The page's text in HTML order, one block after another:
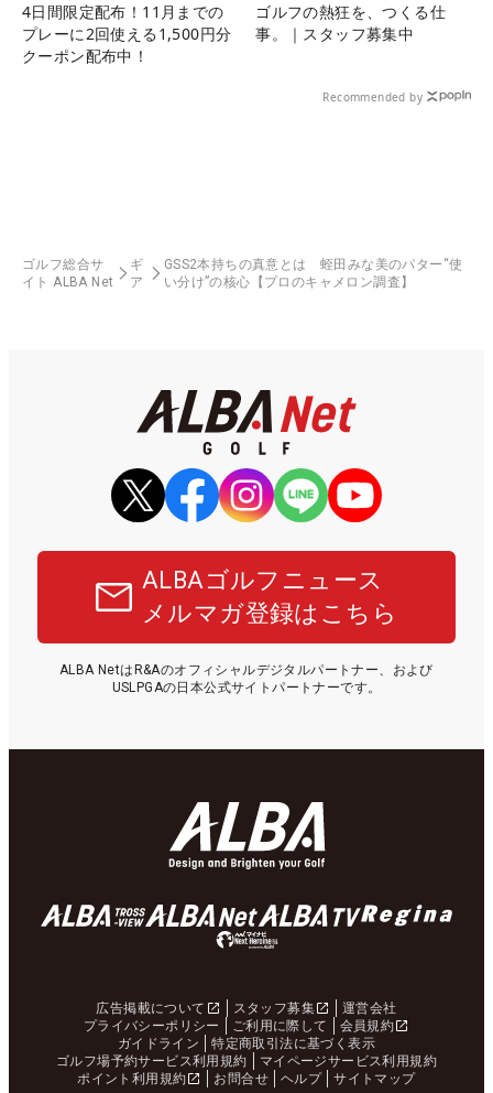
4日間限定配布！11月までの
プレーに2回使える1,500円分
クーポン配布中！
ゴルフの熱狂を、つくる仕
事。｜スタッフ募集中
Recommended by
ゴルフ総合サ
イト ALBA Net
ギ
ア
GSS2本持ちの真意とは 蛭田みな美のパター“使
い分け”の核心【プロのキャメロン調査】
ALBAゴルフニュース
メルマガ登録はこちら
ALBA NetはR&Aのオフィシャルデジタルパートナー、および
USLPGAの日本公式サイトパートナーです。
広告掲載について スタッフ募集
運営会社
プライバシーポリシー
ご利用に際して
会員規約
ガイドライン
特定商取引法に基づく表示
ゴルフ場予約サービス利用規約
マイページサービス利用規約
ポイント利用規約
お問合せ ヘルプ サイトマップ